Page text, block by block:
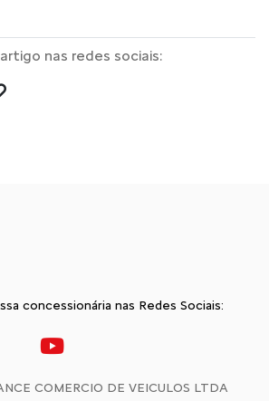
nas redes sociais:
concessionária nas Redes Sociais:
COMERCIO DE VEICULOS LTDA